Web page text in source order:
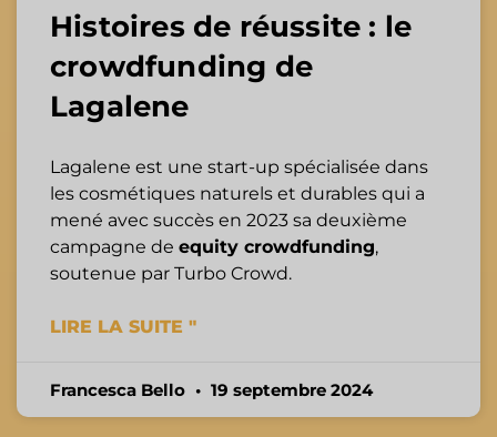
Histoires de réussite : le
crowdfunding de
Lagalene
Lagalene est une start-up spécialisée dans
les cosmétiques naturels et durables qui a
mené avec succès en 2023 sa deuxième
campagne de equity crowdfunding,
soutenue par Turbo Crowd.
LIRE LA SUITE "
Francesca Bello 19 septembre 2024